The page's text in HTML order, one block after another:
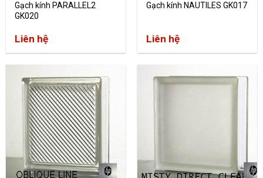
Gạch kính PARALLEL2
GK020
Liên hệ
Gạch kính NAUTILES GK017
Liên hệ